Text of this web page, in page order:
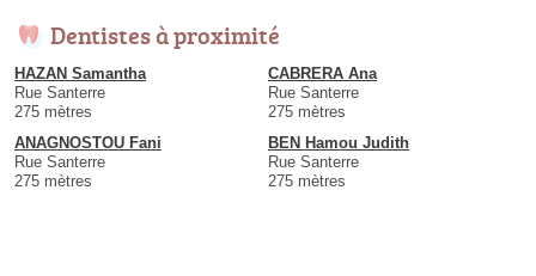
Dentistes à proximité
HAZAN Samantha
Rue Santerre
275 mètres
CABRERA Ana
Rue Santerre
275 mètres
ANAGNOSTOU Fani
Rue Santerre
275 mètres
BEN Hamou Judith
Rue Santerre
275 mètres